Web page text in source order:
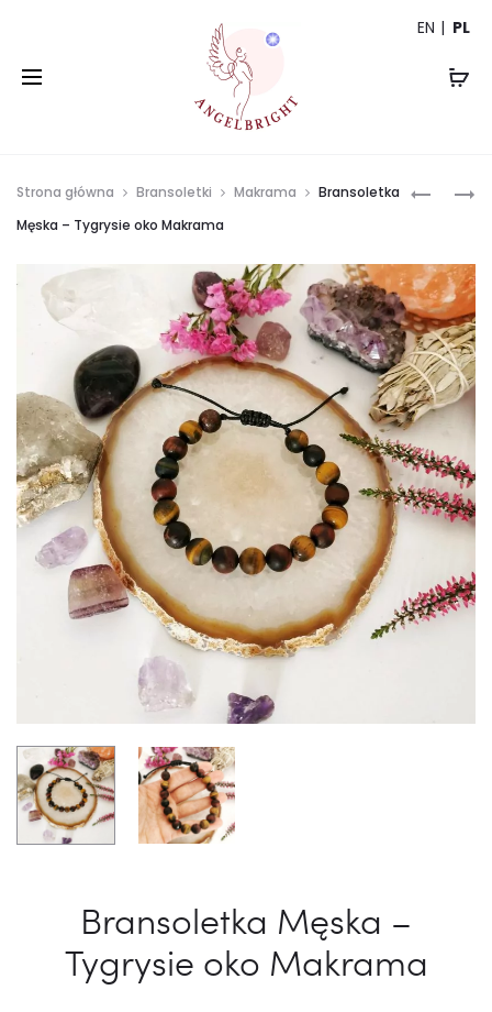
EN PL
CZARNY
RÓŻOWY
Strona główna Bransoletki Makrama
Bransoletka
Męska – Tygrysie oko Makrama
Bransoletka Męska –
Tygrysie oko Makrama